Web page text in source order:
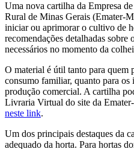
Uma nova cartilha da Empresa
Rural de Minas Gerais (Emater-
iniciar ou aprimorar o cultivo de
recomendações detalhadas sobre
necessários no momento da
O material é útil tanto para quem
consumo familiar, quanto para os
produção comercial. A cartilha
Livraria Virtual do site da
neste link.
Um dos principais destaques da
adequado da horta. Para hortas